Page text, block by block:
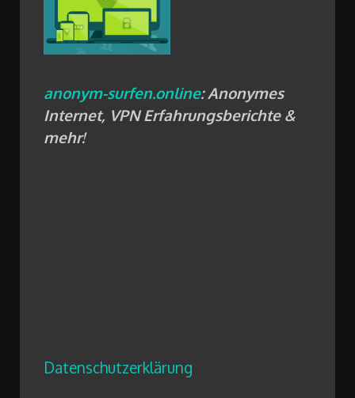
anonym-surfen.online: Anonymes
Internet, VPN Erfahrungsberichte &
mehr!
Datenschutzerklärung